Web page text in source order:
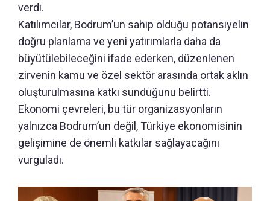
verdi.
Katılımcılar, Bodrum’un sahip olduğu potansiyelin
doğru planlama ve yeni yatırımlarla daha da
büyütülebileceğini ifade ederken, düzenlenen
zirvenin kamu ve özel sektör arasında ortak aklın
oluşturulmasına katkı sunduğunu belirtti.
Ekonomi çevreleri, bu tür organizasyonların
yalnızca Bodrum’un değil, Türkiye ekonomisinin
gelişimine de önemli katkılar sağlayacağını
vurguladı.